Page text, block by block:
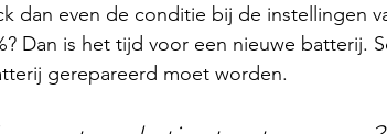
dan even de conditie bij de instellingen
Dan is het tijd voor een nieuwe batterij.
gerepareerd moet worden.